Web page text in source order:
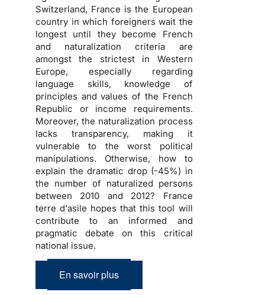
Switzerland, France is the European
country in which foreigners wait the
longest until they become French
and naturalization criteria are
amongst the strictest in Western
Europe, especially regarding
language skills, knowledge of
principles and values of the French
Republic or income requirements.
Moreover, the naturalization process
lacks transparency, making it
vulnerable to the worst political
manipulations. Otherwise, how to
explain the dramatic drop (-45%) in
the number of naturalized persons
between 2010 and 2012? France
terre d'asile hopes that this tool will
contribute to an informed and
pragmatic debate on this critical
national issue.
En savoir plus